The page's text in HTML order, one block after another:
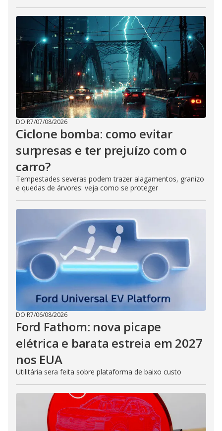
DO R7/07/08/2026
Ciclone bomba: como evitar
surpresas e ter prejuízo com o
carro?
Tempestades severas podem trazer alagamentos, granizo
e quedas de árvores: veja como se proteger
DO R7/06/08/2026
Ford Fathom: nova picape
elétrica e barata estreia em 2027
nos EUA
Utilitária sera feita sobre plataforma de baixo custo